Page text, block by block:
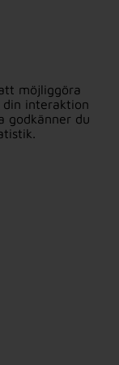
möjliggöra
din interaktion
godkänner du